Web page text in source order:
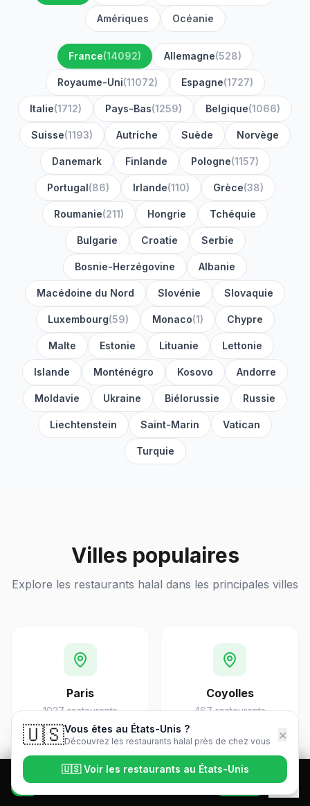
Amériques Océanie
France(14092) Allemagne(528)
Royaume-Uni(11072) Espagne(1727)
Italie(1712) Pays-Bas(1259) Belgique(1066)
Suisse(1193) Autriche Suède Norvège
Danemark Finlande Pologne(1157)
Portugal(86) Irlande(110) Grèce(38)
Roumanie(211) Hongrie Tchéquie
Bulgarie Croatie Serbie
Bosnie-Herzégovine Albanie
Macédoine du Nord Slovénie Slovaquie
Luxembourg(59) Monaco(1) Chypre
Malte Estonie Lituanie Lettonie
Islande Monténégro Kosovo Andorre
Moldavie Ukraine Biélorussie Russie
Liechtenstein Saint-Marin Vatican
Turquie
Villes populaires
Explore les restaurants halal dans les principales villes
Paris
1037 restaurants
Coyolles
467 restaurants
Ouvre H Spot Ouvrir
🇺🇸Vous êtes au États-Unis ?
Découvrez les restaurants halal près de chez vous ×
🇺🇸Voir les restaurants au États-Unis